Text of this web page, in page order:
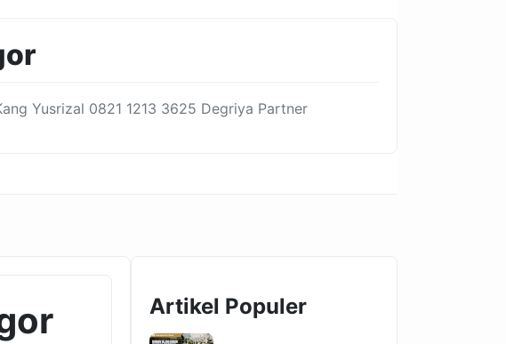
Yusrizal 0821 1213 3625 Degriya Partner
Artikel Populer